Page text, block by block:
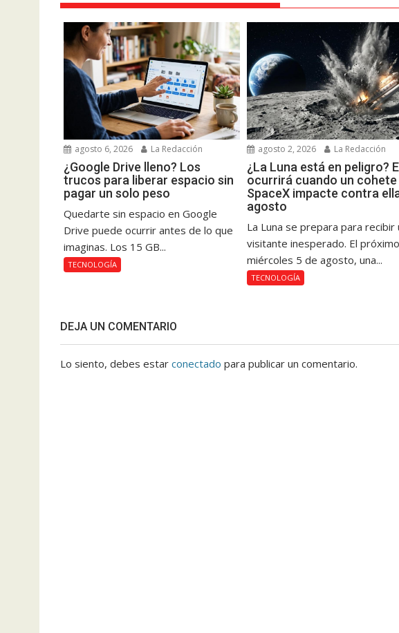
agosto 6, 2026 La Redacción
¿Google Drive lleno? Los
trucos para liberar espacio sin
pagar un solo peso
Quedarte sin espacio en Google
Drive puede ocurrir antes de lo que
imaginas. Los 15 GB...
TECNOLOGÍA
agosto 2, 2026 La Redacción
¿La Luna está en peligro?
ocurrirá cuando un cohete
SpaceX impacte contra
agosto
La Luna se prepara para recibir
visitante inesperado. El próximo
miércoles 5 de agosto, una...
TECNOLOGÍA
DEJA UN COMENTARIO
Lo siento, debes estar conectado para publicar un comentario.